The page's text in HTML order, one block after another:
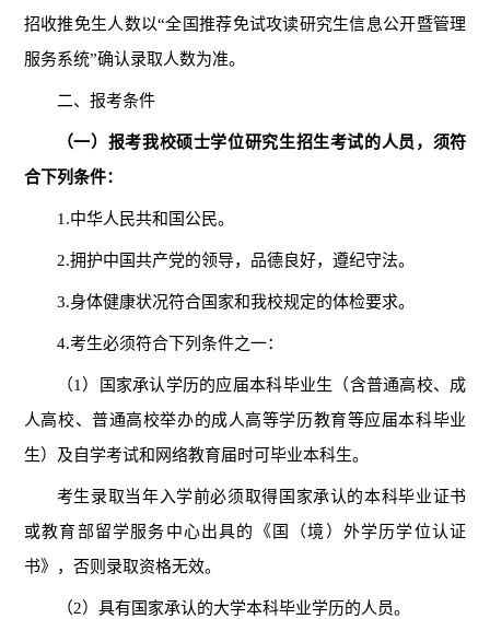
招收推免生人数以“全国推荐免试攻读研究生信息公开暨管理
服务系统”确认录取人数为准。
二、报考条件
（一）报考我校硕士学位研究生招生考试的人员，须符
合下列条件：
1.中华人民共和国公民。
2.拥护中国共产党的领导，品德良好，遵纪守法。
3.身体健康状况符合国家和我校规定的体检要求。
4.考生必须符合下列条件之一：
（1）国家承认学历的应届本科毕业生（含普通高校、成
人高校、普通高校举办的成人高等学历教育等应届本科毕业
生）及自学考试和网络教育届时可毕业本科生。
考生录取当年入学前必须取得国家承认的本科毕业证书
或教育部留学服务中心出具的《国（境）外学历学位认证
书》，否则录取资格无效。
（2）具有国家承认的大学本科毕业学历的人员。